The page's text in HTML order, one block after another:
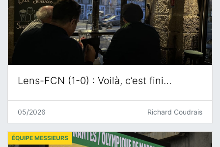
Lens-FCN (1-0) : Voilà, c’est fini…
05/2026 Richard Coudrais
ÉQUIPE MESSIEURS